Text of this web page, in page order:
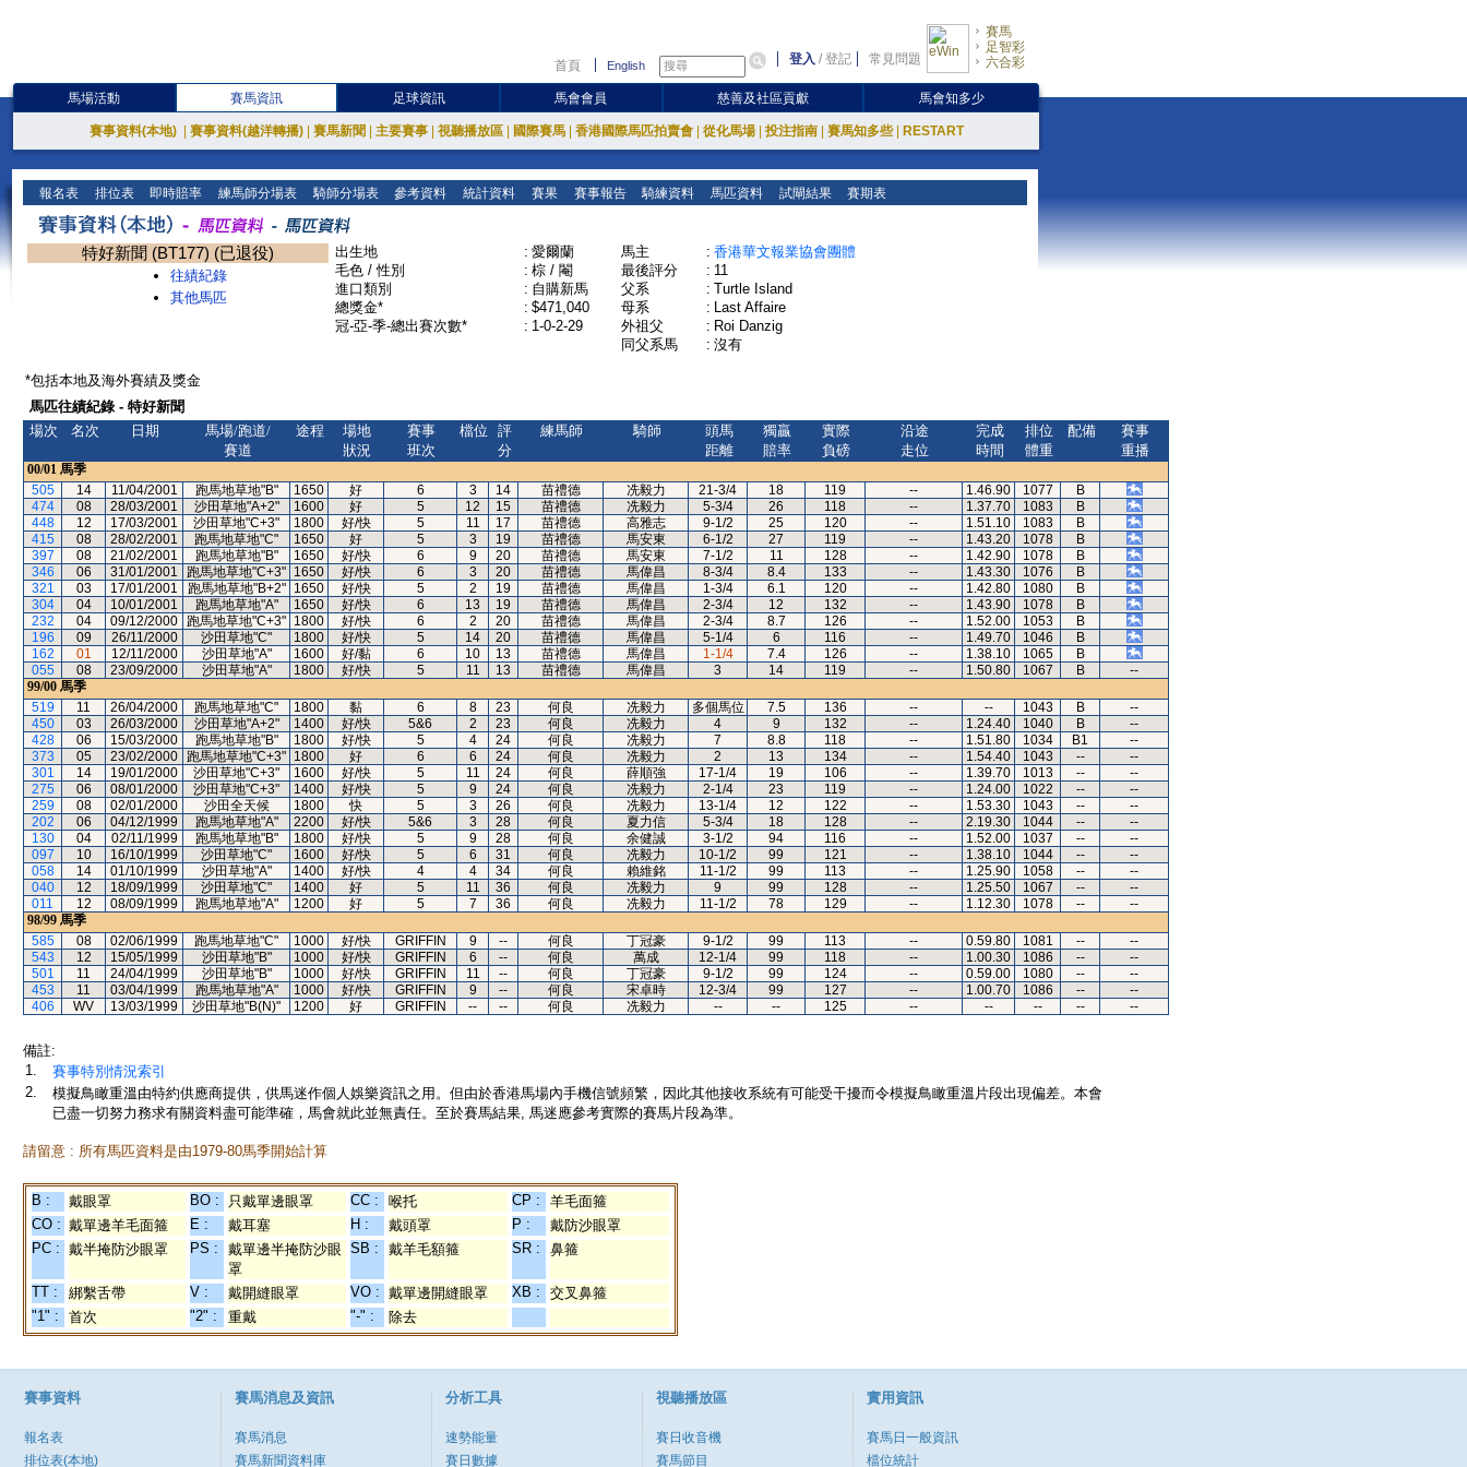
首頁 English 登入 /登記 常見問題
賽馬
足智彩
六合彩
馬場活動 賽馬資訊 足球資訊 馬會會員 慈善及社區貢獻 馬會知多少
賽事資料(本地) 賽事資料(越洋轉播) 賽馬新聞 主要賽事 視聽播放區 國際賽馬 香港國際馬匹拍賣會 從化馬場 投注指南 賽馬知多些 RESTART
報名表 排位表 即時賠率 練馬師分場表 騎師分場表 參考資料 統計資料 賽果 賽事報告 騎練資料 馬匹資料 試閘結果 賽期表
特好新聞 (BT177) (已退役)
往績紀錄
其他馬匹
出生地 : 愛爾蘭
毛色 / 性別
: 棕 / 閹
進口類別
: 自購新馬
總獎金*
: $471,040
冠-亞-季-總出賽次數*
: 1-0-2-29
馬主 : 香港華文報業協會團體
最後評分
: 11
父系
: Turtle Island
母系
: Last Affaire
外祖父
: Roi Danzig
同父系馬
: 沒有
*包括本地及海外賽績及獎金
馬匹往績紀錄 - 特好新聞
場次
名次 日期
馬場/跑道/
賽道
途程
場地
狀況
賽事
班次
檔位
評
分
練馬師 騎師
頭馬
距離
獨贏
賠率
實際
負磅
沿途
走位
完成
時間
排位
體重
配備
賽事
重播
00/01 馬季
505
14 11/04/2001 跑馬地草地"B" 1650 好 6 3 14 苗禮德 冼毅力 21-3/4 18 119 -- 1.46.90 1077
B
474
08 28/03/2001 沙田草地"A+2" 1600 好 5 12 15 苗禮德 冼毅力 5-3/4 26 118 -- 1.37.70 1083
B
448
12 17/03/2001 沙田草地"C+3" 1800 好/快 5 11 17 苗禮德 高雅志 9-1/2 25 120 -- 1.51.10 1083
B
415
08 28/02/2001 跑馬地草地"C" 1650 好 5 3 19 苗禮德 馬安東 6-1/2 27 119 -- 1.43.20 1078
B
397
08 21/02/2001 跑馬地草地"B" 1650 好/快 6 9 20 苗禮德 馬安東 7-1/2 11 128 -- 1.42.90 1078
B
346
06 31/01/2001 跑馬地草地"C+3" 1650 好/快 6 3 20 苗禮德 馬偉昌 8-3/4 8.4 133 -- 1.43.30 1076
B
321
03 17/01/2001 跑馬地草地"B+2" 1650 好/快 5 2 19 苗禮德 馬偉昌 1-3/4 6.1 120 -- 1.42.80 1080
B
304
04 10/01/2001 跑馬地草地"A" 1650 好/快 6 13 19 苗禮德 馬偉昌 2-3/4 12 132 -- 1.43.90 1078
B
232
04 09/12/2000 跑馬地草地"C+3" 1800 好/快 6 2 20 苗禮德 馬偉昌 2-3/4 8.7 126 -- 1.52.00 1053
B
196
09 26/11/2000 沙田草地"C" 1800 好/快 5 14 20 苗禮德 馬偉昌 5-1/4 6 116 -- 1.49.70 1046
B
162
01 12/11/2000 沙田草地"A" 1600 好/黏 6 10 13 苗禮德 馬偉昌 1-1/4 7.4 126 -- 1.38.10 1065
B
055
08 23/09/2000 沙田草地"A" 1800 好/快 5 11 13 苗禮德 馬偉昌 3 14 119 -- 1.50.80 1067 B
--
99/00 馬季
519
11 26/04/2000 跑馬地草地"C" 1800 黏 6 8 23 何良 冼毅力 多個馬位 7.5 136 -- -- 1043 B
--
450
03 26/03/2000 沙田草地"A+2" 1400 好/快 5&6 2 23 何良 冼毅力 4 9 132 -- 1.24.40 1040 B
--
428
06 15/03/2000 跑馬地草地"B" 1800 好/快 5 4 24 何良 冼毅力 7 8.8 118 -- 1.51.80 1034 B1
--
373
05 23/02/2000 跑馬地草地"C+3" 1800 好 6 6 24 何良 冼毅力 2 13 134 -- 1.54.40 1043 --
--
301
14 19/01/2000 沙田草地"C+3" 1600 好/快 5 11 24 何良 薛順強 17-1/4 19 106 -- 1.39.70 1013 --
--
275
06 08/01/2000 沙田草地"C+3" 1400 好/快 5 9 24 何良 冼毅力 2-1/4 23 119 -- 1.24.00 1022 --
--
259
08 02/01/2000 沙田全天候 1800 快 5 3 26 何良 冼毅力 13-1/4 12 122 -- 1.53.30 1043 --
--
202
06 04/12/1999 跑馬地草地"A" 2200 好/快 5&6 3 28 何良 夏力信 5-3/4 18 128 -- 2.19.30 1044 --
--
130
04 02/11/1999 跑馬地草地"B" 1800 好/快 5 9 28 何良 余健誠 3-1/2 94 116 -- 1.52.00 1037 --
--
097
10 16/10/1999 沙田草地"C" 1600 好/快 5 6 31 何良 冼毅力 10-1/2 99 121 -- 1.38.10 1044 --
--
058
14 01/10/1999 沙田草地"A" 1400 好/快 4 4 34 何良 賴維銘 11-1/2 99 113 -- 1.25.90 1058 --
--
040
12 18/09/1999 沙田草地"C" 1400 好 5 11 36 何良 冼毅力 9 99 128 -- 1.25.50 1067 --
--
011
12 08/09/1999 跑馬地草地"A" 1200 好 5 7 36 何良 冼毅力 11-1/2 78 129 -- 1.12.30 1078 --
--
98/99 馬季
585
08 02/06/1999 跑馬地草地"C" 1000 好/快 GRIFFIN 9 -- 何良 丁冠豪 9-1/2 99 113 -- 0.59.80 1081 --
--
543
12 15/05/1999 沙田草地"B" 1000 好/快 GRIFFIN 6 -- 何良 萬成 12-1/4 99 118 -- 1.00.30 1086 --
--
501
11 24/04/1999 沙田草地"B" 1000 好/快 GRIFFIN 11 -- 何良 丁冠豪 9-1/2 99 124 -- 0.59.00 1080 --
--
453
11 03/04/1999 跑馬地草地"A" 1000 好/快 GRIFFIN 9 -- 何良 宋卓時 12-3/4 99 127 -- 1.00.70 1086 --
--
406
WV 13/03/1999 沙田草地"B(N)" 1200 好 GRIFFIN -- -- 何良 冼毅力 -- -- 125 -- -- -- -- --
備註:
1.
賽事特別情況索引
2.
模擬鳥瞰重溫由特約供應商提供，供馬迷作個人娛樂資訊之用。但由於香港馬場內手機信號頻繁，因此其他接收系統有可能受干擾而令模擬鳥瞰重溫片段出現偏差。本會
已盡一切努力務求有關資料盡可能準確，馬會就此並無責任。至於賽馬結果, 馬迷應參考實際的賽馬片段為準。
請留意 : 所有馬匹資料是由1979-80馬季開始計算
B : 戴眼罩 BO : 只戴單邊眼罩 CC : 喉托 CP :
羊毛面箍
CO : 戴單邊羊毛面箍 E : 戴耳塞 H : 戴頭罩 P :
戴防沙眼罩
PC : 戴半掩防沙眼罩 PS :
戴單邊半掩防沙眼
罩
SB : 戴羊毛額箍 SR : 鼻箍
TT : 綁繫舌帶 V : 戴開縫眼罩 VO : 戴單邊開縫眼罩 XB :
交叉鼻箍
"1" :
首次 "2" : 重戴 "-" : 除去
賽事資料
報名表
排位表(本地)
賽馬消息及資訊
賽馬消息
賽馬新聞資料庫
分析工具
速勢能量
賽日數據
視聽播放區
賽日收音機
賽馬節目
實用資訊
賽馬日一般資訊
檔位統計